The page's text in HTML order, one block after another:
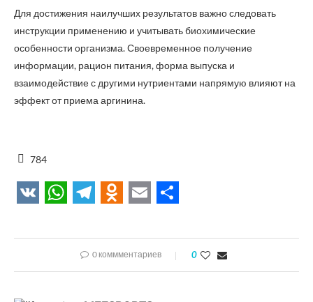
Для достижения наилучших результатов важно следовать
инструкции применению и учитывать биохимические
особенности организма. Своевременное получение
информации, рацион питания, форма выпуска и
взаимодействие с другими нутриентами напрямую влияют на
эффект от приема аргинина.
784
0 коммментариев 0